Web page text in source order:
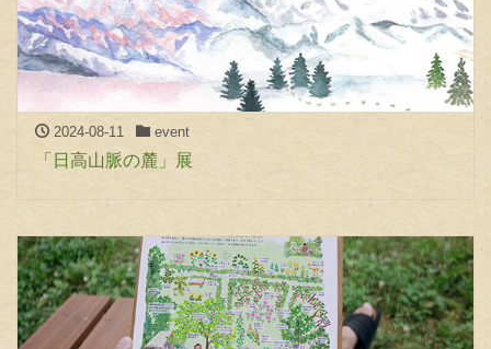
2024-08-11 event
「日高山脈の麓」展